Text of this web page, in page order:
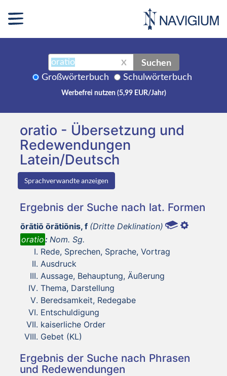
X Suchen
Großwörterbuch Schulwörterbuch
Werbefrei nutzen (5,99 EUR/Jahr)
oratio - Übersetzung und
Redewendungen
Latein/Deutsch
Sprachverwandte anzeigen
Ergebnis der Suche nach lat. Formen
ōrātiō ōrātiōnis, f (Dritte Deklination)
oratio: Nom. Sg.
Rede, Sprechen, Sprache, Vortrag
Ausdruck
Aussage, Behauptung, Äußerung
Thema, Darstellung
Beredsamkeit, Redegabe
Entschuldigung
kaiserliche Order
Gebet (KL)
Ergebnis der Suche nach Phrasen
und Redewendungen